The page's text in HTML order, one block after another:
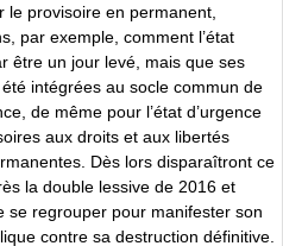
provisoire en permanent,
par exemple, comment l’état
être un jour levé, mais que ses
intégrées au socle commun de
de même pour l’état d’urgence
aux droits et aux libertés
Dès lors disparaîtront ce
la double lessive de 2016 et
se regrouper pour manifester son
contre sa destruction définitive.